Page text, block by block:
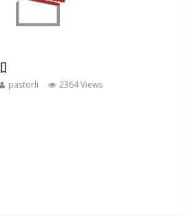
pastorli 2364 Views